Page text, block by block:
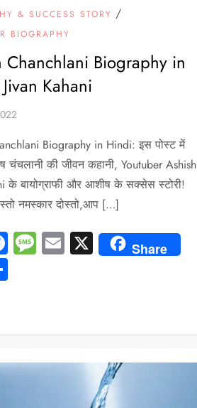
& SUCCESS STORY /
BIOGRAPHY
Chanchlani Biography in
Kahani
Biography in Hindi: इस पोस्ट में
चंचलानी की जीवन कहानी, Youtuber Ashish
के बायोग्राफी और आशीष के सक्सेस स्टोरी!
नमस्कार दोस्तो,आप […]
Facebook
Message
Email
X Share